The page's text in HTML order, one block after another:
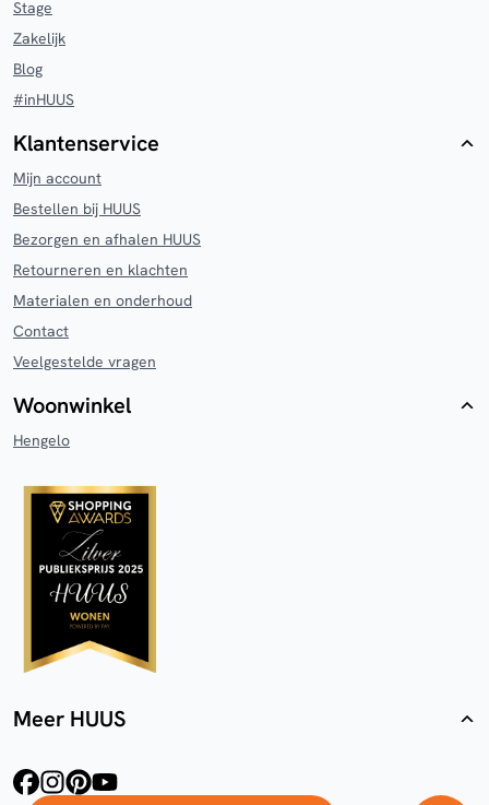
Stage
Zakelijk
Blog
#inHUUS
Klantenservice
Mijn account
Bestellen bij HUUS
Bezorgen en afhalen HUUS
Retourneren en klachten
Materialen en onderhoud
Contact
Veelgestelde vragen
Woonwinkel
Hengelo
Meer HUUS
facebookinstagram
pinterest
youtube